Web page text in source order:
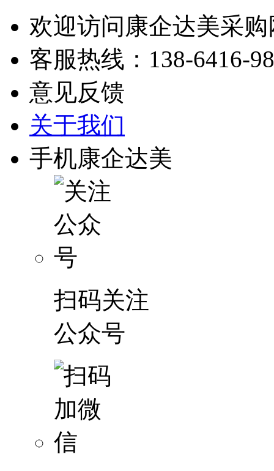
欢迎访问康企达美采购
客服热线： 138-6416-
意见反馈
关于我们
手机康企达美
扫码关注
公众号